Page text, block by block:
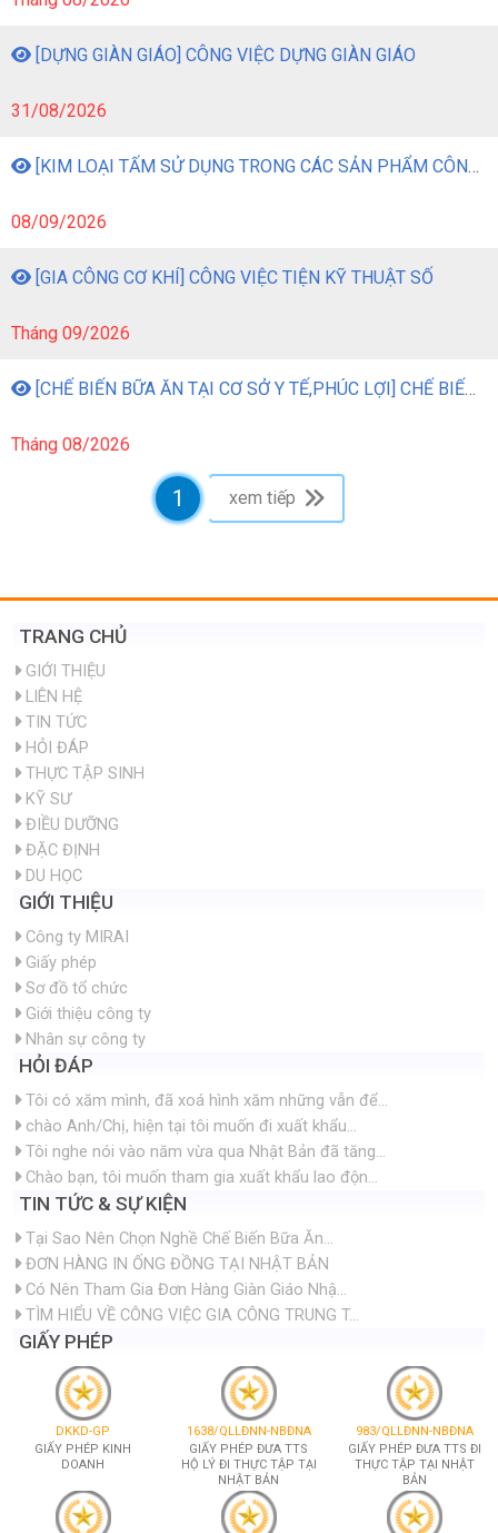
[DỰNG GIÀN GIÁO] CÔNG VIỆC DỰNG GIÀN GIÁO
31/08/2026
[KIM LOẠI TẤM SỬ DỤNG TRONG CÁC SẢN PHẨM CÔNG NGHIỆP] CÔNG VIỆC GIA CÔNG KIM LOẠI TẤM BẰNG MÁY MÓC
08/09/2026
[GIA CÔNG CƠ KHÍ] CÔNG VIỆC TIỆN KỸ THUẬT SỐ
Tháng 09/2026
[CHẾ BIẾN BỮA ĂN TẠI CƠ SỞ Y TẾ,PHÚC LỢI] CHẾ BIẾN BỮA ĂN TẠI CƠ SỞ Y TẾ, PHÚC LỢI
Tháng 08/2026
1 xem tiếp
TRANG CHỦ
GIỚI THIỆU
LIÊN HỆ
TIN TỨC
HỎI ĐÁP
THỰC TẬP SINH
KỸ SƯ
ĐIỀU DƯỠNG
ĐẶC ĐỊNH
DU HỌC
GIỚI THIỆU
Công ty MIRAI
Giấy phép
Sơ đồ tổ chức
Giới thiệu công ty
Nhân sự công ty
HỎI ĐÁP
Tôi có xăm mình, đã xoá hình xăm những vẫn để...
chào Anh/Chị, hiện tại tôi muốn đi xuất khẩu...
Tôi nghe nói vào năm vừa qua Nhật Bản đã tăng...
Chào bạn, tôi muốn tham gia xuất khẩu lao độn...
TIN TỨC & SỰ KIỆN
Tại Sao Nên Chọn Nghề Chế Biến Bữa Ăn...
ĐƠN HÀNG IN ỐNG ĐỒNG TẠI NHẬT BẢN
Có Nên Tham Gia Đơn Hàng Giàn Giáo Nhậ...
TÌM HIỂU VỀ CÔNG VIỆC GIA CÔNG TRUNG T...
GIẤY PHÉP
DKKD-GP
GIẤY PHÉP KINH
DOANH
1638/QLLĐNN-NBĐNA
GIẤY PHÉP ĐƯA TTS
HỘ LÝ ĐI THỰC TẬP TẠI
NHẬT BẢN
983/QLLĐNN-NBĐNA
GIẤY PHÉP ĐƯA TTS ĐI
THỰC TẬP TẠI NHẬT
BẢN